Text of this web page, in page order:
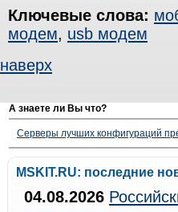
Ключевые слова:
модем, usb модем
наверх
А знаете ли Вы что?
Серверы лучших конфигураций
MSKIT.RU: последние
04.08.2026